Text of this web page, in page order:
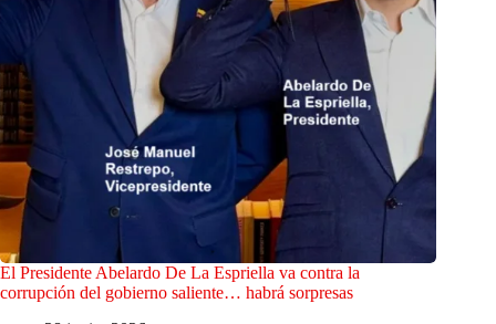
El Presidente Abelardo De La Espriella va contra la
corrupción del gobierno saliente… habrá sorpresas